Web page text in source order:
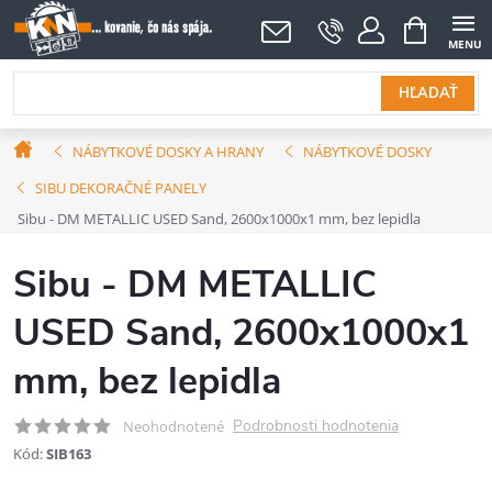
Prejsť
na
obsah
HĽADAŤ
NÁKUPNÝ
KOŠÍK
DomovNÁBYTKOVÉ DOSKY A HRANY
NÁBYTKOVÉ DOSKY
SIBU DEKORAČNÉ PANELY
Sibu - DM METALLIC USED Sand, 2600x1000x1 mm, bez lepidla
Sibu - DM METALLIC
USED Sand, 2600x1000x1
mm, bez lepidla
Neohodnotené Podrobnosti hodnotenia
Kód:SIB163